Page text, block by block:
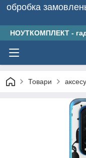
обробка
НОУТКОМПЛЕКТ -
Товари